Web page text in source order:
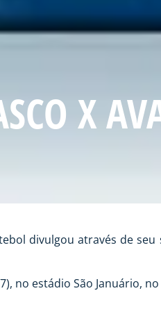
X
divulgou através de
no estádio São Januário, no